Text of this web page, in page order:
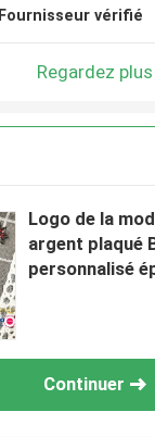
Fournisseur vérifié
Regardez plus
Logo de la
argent plaqué
personnalisé
Continuer